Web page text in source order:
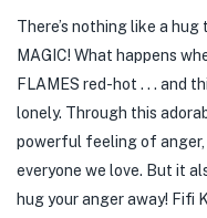
There’s nothing like a hug
MAGIC! What happens
FLAMES red-hot . . . and
lonely. Through this
powerful feeling of
everyone we love. But it
hug your anger away! Fifi